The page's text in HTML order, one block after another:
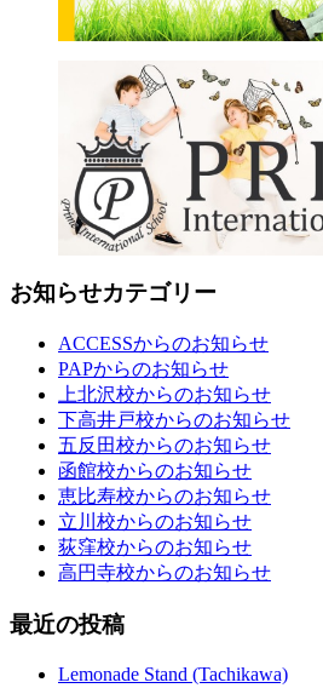
お知らせカテゴリー
ACCESSからのお知らせ
PAPからのお知らせ
上北沢校からのお知らせ
下高井戸校からのお知らせ
五反田校からのお知らせ
函館校からのお知らせ
恵比寿校からのお知らせ
立川校からのお知らせ
荻窪校からのお知らせ
高円寺校からのお知らせ
最近の投稿
Lemonade Stand (Tachikawa)